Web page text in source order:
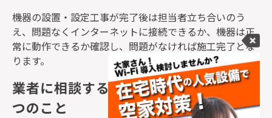
機器の設置・設定工事が完了後は担当者立ち合いのう
え、問題なくインターネットに接続できるか、機器は正
常に動作できるか確認し、問題がなければ施工完了とな
ります。
業者に相談する前に準備しておきたい3
つのこと